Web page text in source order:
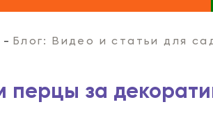
Блог: Видео и статьи для
перцы за